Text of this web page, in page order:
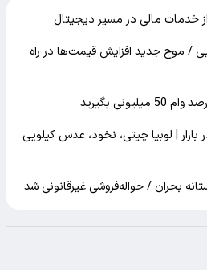
/ موج جدید افزایش قیمت‌ها در راه
| لوبیا چیتی، نخود، عدس کیلویی
بحران / حواله‌فروشی غیرقانونی شد